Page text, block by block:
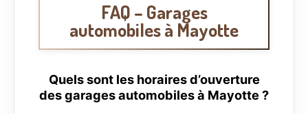
FAQ – Garages
automobiles à Mayotte
Quels sont les horaires d’ouverture
des garages automobiles à Mayotte ?